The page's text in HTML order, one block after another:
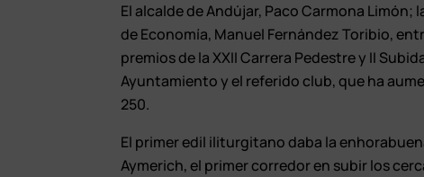
El alcalde de Andújar, Paco Carmona
de Economía, Manuel Fernández Toribio,
premios de la XXII Carrera Pedestre y II
Ayuntamiento y el referido club, que ha
250.
El primer edil iliturgitano daba la
Aymerich, el primer corredor en subir los